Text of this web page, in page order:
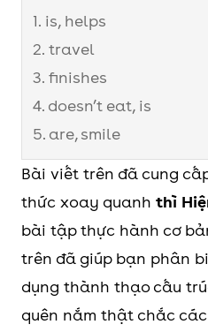
1. is, helps
2. travel
3. finishes
4. doesn’t eat, is
5. are, smile
Bài viết trên đã cung
thức xoay quanh thì
bài tập thực hành cơ
trên đã giúp bạn phân
dụng thành thạo cấu
quên nắm thật chắc